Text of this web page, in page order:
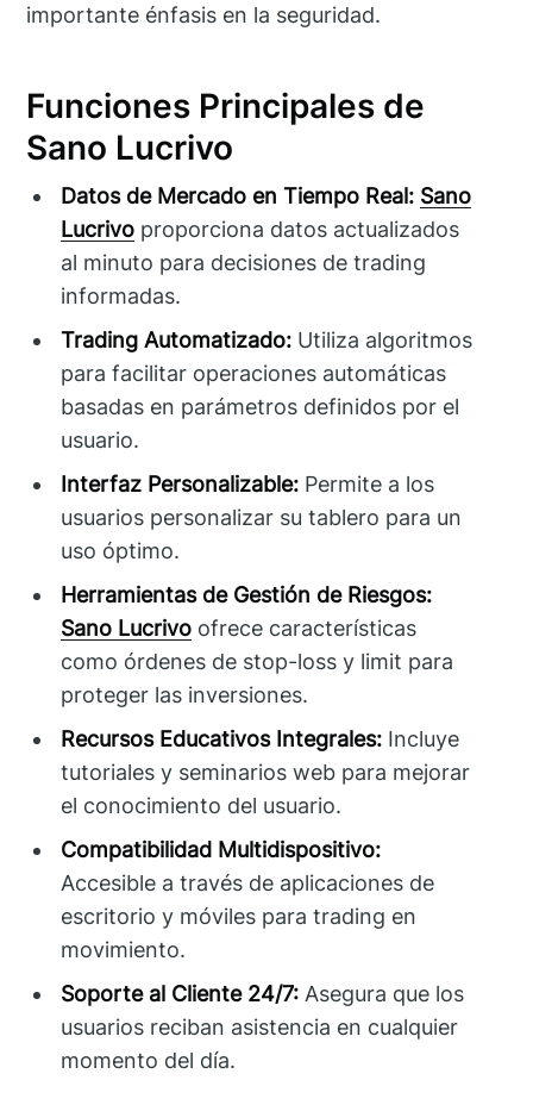
importante énfasis en la seguridad.
Funciones Principales de
Sano Lucrivo
Datos de Mercado en Tiempo Real: Sano
Lucrivo proporciona datos actualizados
al minuto para decisiones de trading
informadas.
Trading Automatizado: Utiliza algoritmos
para facilitar operaciones automáticas
basadas en parámetros definidos por el
usuario.
Interfaz Personalizable: Permite a los
usuarios personalizar su tablero para un
uso óptimo.
Herramientas de Gestión de Riesgos:
Sano Lucrivo ofrece características
como órdenes de stop-loss y limit para
proteger las inversiones.
Recursos Educativos Integrales: Incluye
tutoriales y seminarios web para mejorar
el conocimiento del usuario.
Compatibilidad Multidispositivo:
Accesible a través de aplicaciones de
escritorio y móviles para trading en
movimiento.
Soporte al Cliente 24/7: Asegura que los
usuarios reciban asistencia en cualquier
momento del día.